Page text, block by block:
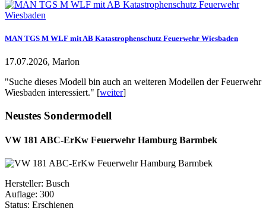
MAN TGS M WLF mit AB Katastrophenschutz Feuerwehr Wiesbaden
17.07.2026, Marlon
"Suche dieses Modell bin auch an weiteren Modellen der Feuerwehr
Wiesbaden interessiert." [weiter]
Neustes Sondermodell
VW 181 ABC-ErKw Feuerwehr Hamburg Barmbek
Hersteller: Busch
Auflage: 300
Status: Erschienen